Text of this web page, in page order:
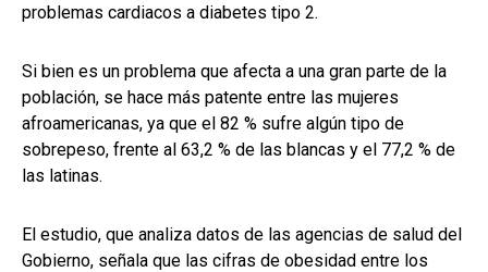
problemas cardiacos a diabetes tipo 2.
Si bien es un problema que afecta a una gran parte de la
población, se hace más patente entre las mujeres
afroamericanas, ya que el 82 % sufre algún tipo de
sobrepeso, frente al 63,2 % de las blancas y el 77,2 % de
las latinas.
El estudio, que analiza datos de las agencias de salud del
Gobierno, señala que las cifras de obesidad entre los